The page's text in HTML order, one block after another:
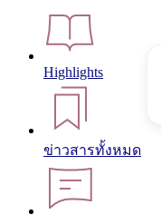
Highlights
ข่าวสารทั้งหมด